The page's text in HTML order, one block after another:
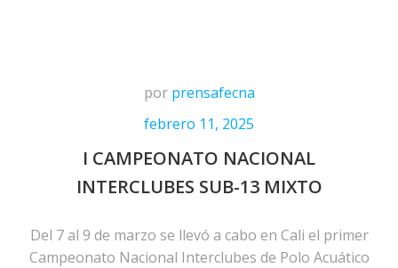
por prensafecna
febrero 11, 2025
I CAMPEONATO NACIONAL
INTERCLUBES SUB-13 MIXTO
Del 7 al 9 de marzo se llevó a cabo en Cali el primer
Campeonato Nacional Interclubes de Polo Acuático